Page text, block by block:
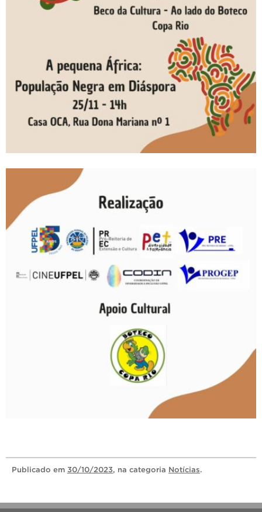
Publicado em 30/10/2023, na categoria Notícias.